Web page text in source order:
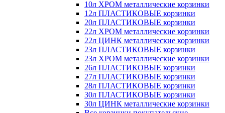
10л ХРОМ металлические корзинки
12л ПЛАСТИКОВЫЕ корзинки
20л ПЛАСТИКОВЫЕ корзинки
22л ХРОМ металлические корзинки
22л ЦИНК металлические корзинки
23л ПЛАСТИКОВЫЕ корзинки
23л ХРОМ металлические корзинки
26л ПЛАСТИКОВЫЕ корзинки
27л ПЛАСТИКОВЫЕ корзинки
28л ПЛАСТИКОВЫЕ корзинки
30л ПЛАСТИКОВЫЕ корзинки
30л ЦИНК металлические корзинки